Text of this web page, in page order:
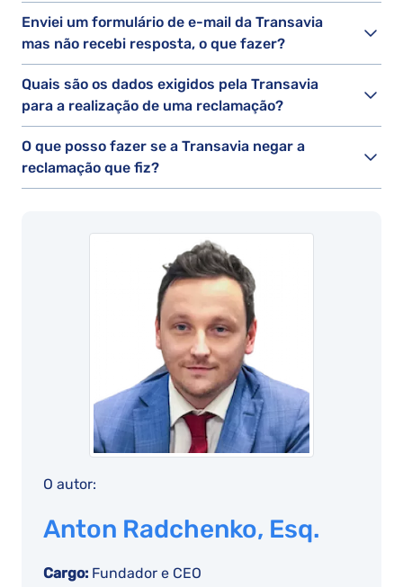
Enviei um formulário de e-mail da Transavia
mas não recebi resposta, o que fazer?
Quais são os dados exigidos pela Transavia
para a realização de uma reclamação?
O que posso fazer se a Transavia negar a
reclamação que fiz?
O autor:
Anton Radchenko, Esq.
Cargo: Fundador e CEO